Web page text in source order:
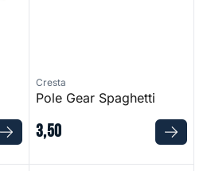
Cresta
Pole Gear Spaghetti
3,50